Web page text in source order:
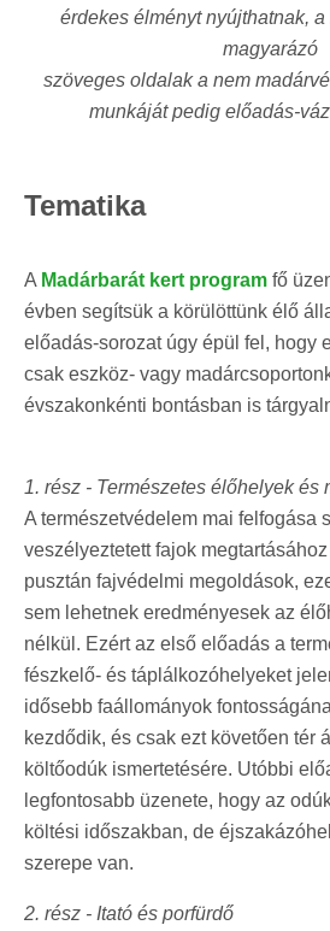
érdekes élményt nyújthatnak,
magyarázó
szöveges oldalak a nem
munkáját pedig előadás-
Tematika
A Madárbarát kert program fő
évben segítsük a körülöttünk élő
előadás-sorozat úgy épül fel, hogy
csak eszköz- vagy
évszakonkénti bontásban is
1. rész - Természetes élőhelyek és
A természetvédelem mai felfogása
veszélyeztetett fajok
pusztán fajvédelmi megoldások,
sem lehetnek eredményesek az
nélkül. Ezért az első előadás a
fészkelő- és táplálkozóhelyeket
idősebb faállományok
kezdődik, és csak ezt követően tér
költőodúk ismertetésére. Utóbbi
legfontosabb üzenete, hogy az
költési időszakban, de
szerepe van.
2. rész - Itató és porfürdő